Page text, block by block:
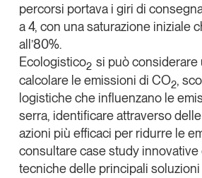
percorsi portava i giri di
a 4, con una saturazione iniziale
all’80%.
Ecologistico2 si può considerare
calcolare le emissioni di CO2,
logistiche che influenzano le
serra, identificare attraverso
azioni più efficaci per ridurre le
consultarecasestudyinnovative
tecniche delle principali